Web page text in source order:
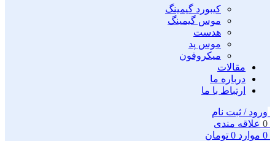
کیبورد گیمینگ
موس گیمینگ
هدست
موس پد
میکروفون
مقالات
درباره ما
ارتباط با ما
ورود / ثبت نام
0 علاقه مندی
0 موارد 0 تومان